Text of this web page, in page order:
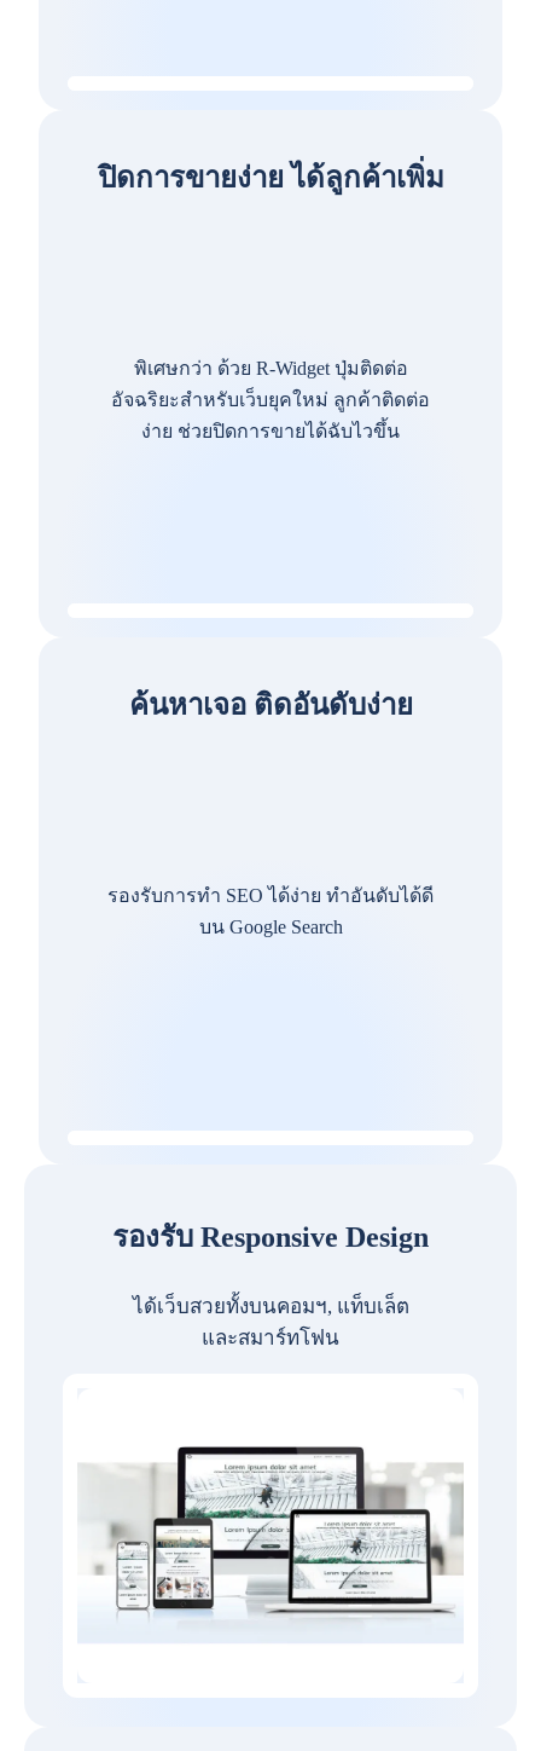
ปิดการขายง่าย ได้ลูกค้าเพิ่ม
พิเศษกว่า ด้วย R-Widget ปุ่มติดต่อ
อัจฉริยะสำหรับเว็บยุคใหม่ ลูกค้าติดต่อ
ง่าย ช่วยปิดการขายได้ฉับไวขึ้น
ค้นหาเจอ ติดอันดับง่าย
รองรับการทำ SEO ได้ง่าย ทำอันดับได้ดี
บน Google Search
รองรับ Responsive Design
ได้เว็บสวยทั้งบนคอมฯ, แท็บเล็ต
และสมาร์ทโฟน